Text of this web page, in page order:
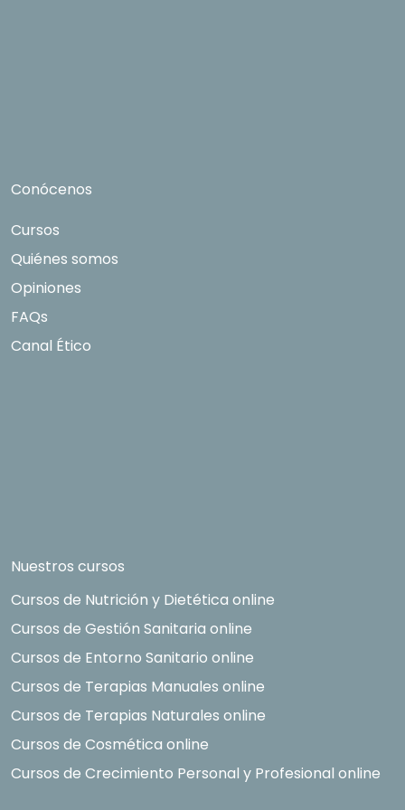
Conócenos
Cursos
Quiénes somos
Opiniones
FAQs
Canal Ético
Nuestros cursos
Cursos de Nutrición y Dietética online
Cursos de Gestión Sanitaria online
Cursos de Entorno Sanitario online
Cursos de Terapias Manuales online
Cursos de Terapias Naturales online
Cursos de Cosmética online
Cursos de Crecimiento Personal y Profesional online